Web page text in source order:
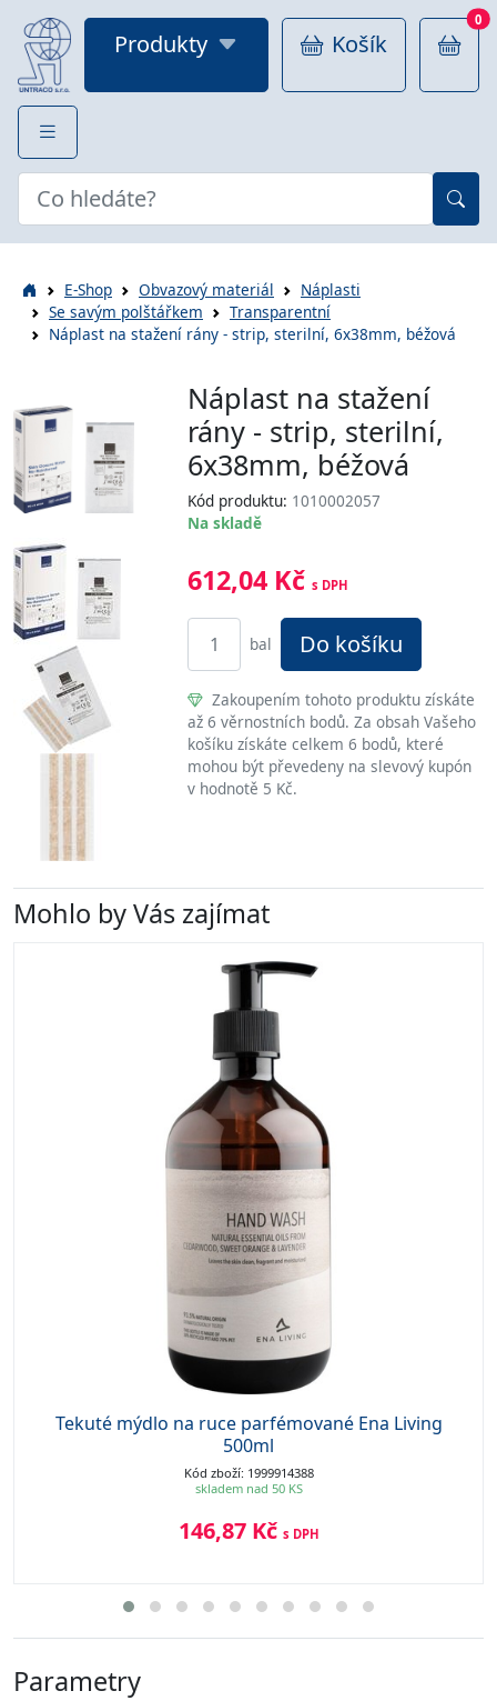
Produkty Košík
0
E-Shop Obvazový materiál
Náplasti
Se savým polštářkem
Transparentní
Náplast na stažení rány - strip, sterilní, 6x38mm, béžová
Náplast na stažení
rány - strip, sterilní,
6x38mm, béžová
Kód produktu: 1010002057
Na skladě
612,04 Kčs DPH
bal Do košíku
Zakoupením tohoto produktu získáte
až 6 věrnostních bodů. Za obsah Vašeho
košíku získáte celkem 6 bodů, které
mohou být převedeny na slevový kupón
v hodnotě 5 Kč.
Mohlo by Vás zajímat
Tekuté mýdlo na ruce parfémované Ena Living
500ml
Kód zboží: 1999914388
skladem nad 50 KS
146,87 Kč s DPH
Parametry